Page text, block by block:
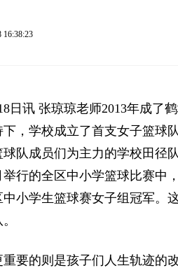
16:38:23
讯 张琼琼老师2013年成了
，学校成立了首支女子篮球
队成员们为主力的学校田径
举行的全区中小学篮球比赛中
中小学生篮球赛女子组冠军。
的则是孩子们人生轨迹的改